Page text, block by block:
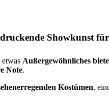
Showkunst
Außergewöhnliches
Note.
Kostümen,